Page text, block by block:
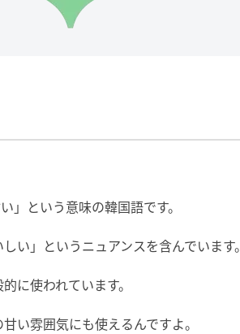
」という意味の韓国語です。
い」というニュアンスを含んでいます。
に使われています。
い雰囲気にも使えるんですよ。